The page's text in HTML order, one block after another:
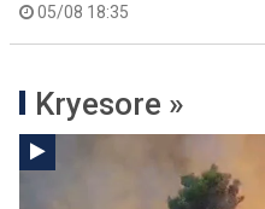
05/08 18:35
Kryesore »